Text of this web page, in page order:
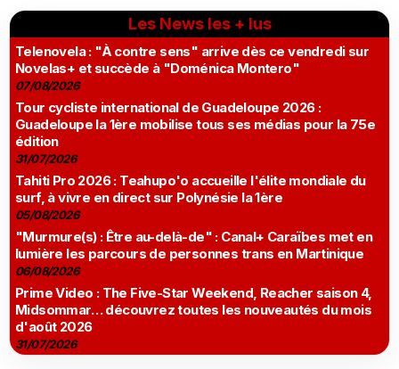
Les News les + lus
Telenovela : "À contre sens" arrive dès ce vendredi sur
Novelas+ et succède à "Doménica Montero"
07/08/2026
Tour cycliste international de Guadeloupe 2026 :
Guadeloupe la 1ère mobilise tous ses médias pour la 75e
édition
31/07/2026
Tahiti Pro 2026 : Teahupo'o accueille l'élite mondiale du
surf, à vivre en direct sur Polynésie la 1ère
05/08/2026
"Murmure(s) : Être au-delà-de" : Canal+ Caraïbes met en
lumière les parcours de personnes trans en Martinique
06/08/2026
Prime Video : The Five-Star Weekend, Reacher saison 4,
Midsommar… découvrez toutes les nouveautés du mois
d'août 2026
31/07/2026